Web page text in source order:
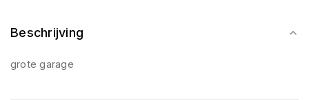
Beschrijving
grote garage